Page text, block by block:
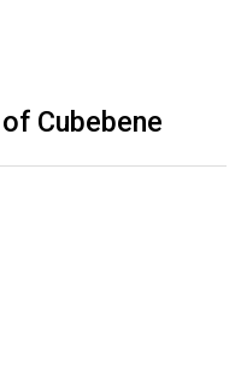
Cubebene